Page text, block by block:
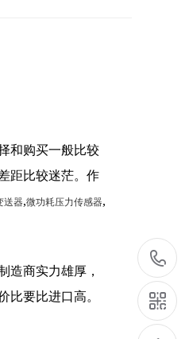
和购买一般比较
距比较迷茫。作
送器,微功耗压力传感器,
商实力雄厚，
比要比进口高。